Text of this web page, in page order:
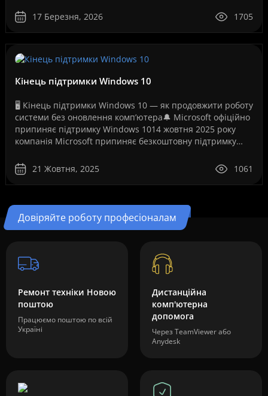
17 Березня, 2026
1705
Кінець підтримки Windows 10
🖥️ Кінець підтримки Windows 10 — як продовжити роботу
системи без оновлення комп’ютера🔔 Microsoft офіційно
припиняє підтримку Windows 1014 жовтня 2025 року
компанія Microsoft припиняє безкоштовну підтримку
21 Жовтня, 2025
1061
Довіряйте роботу професіоналам
Ремонт техніки Новою
поштою
Працюємо поштою по всій
Україні
Дистанційна
комп'ютерна
допомога
Через TeamViewer або
Anydesk